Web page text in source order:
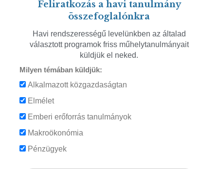
Feliratkozás a havi tanulmány
összefoglalónkra
Havi rendszerességű levelünkben az általad
választott programok friss műhelytanulmányait
küldjük el neked.
Milyen témában küldjük:
Alkalmazott közgazdaságtan
Elmélet
Emberi erőforrás tanulmányok
Makroökonómia
Pénzügyek